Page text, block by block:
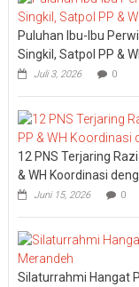
Puluhan Ibu-Ibu
Singkil, Satpol PP &
Juli 3, 2026 0
12 PNS Terjaring
& WH Koordinasi
Juni 15, 2026 0
Silaturrahmi Hangat